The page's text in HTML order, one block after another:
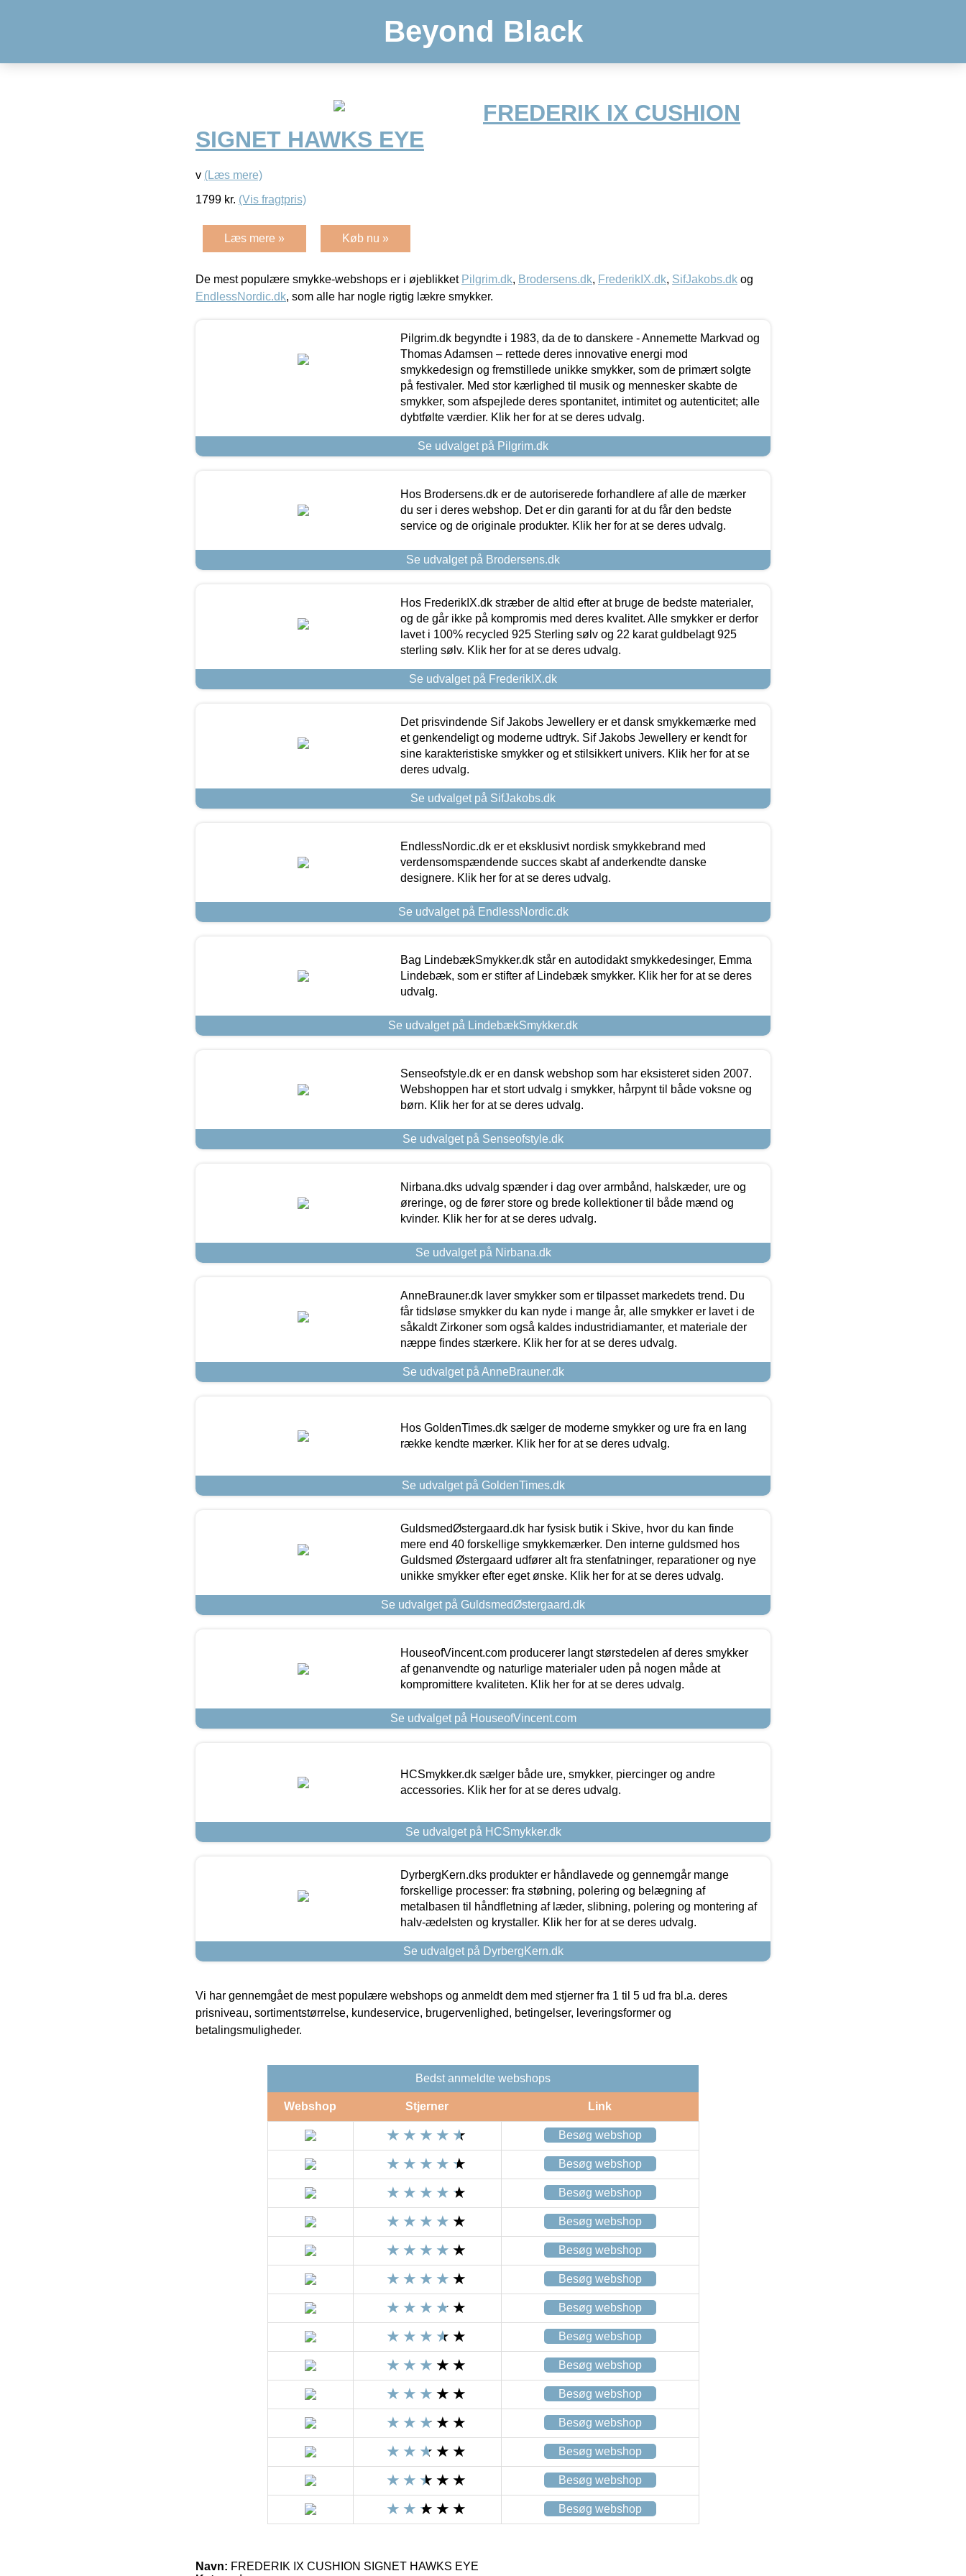
Beyond Black
FREDERIK IX CUSHION
SIGNET HAWKS EYE
v (Læs mere)
1799 kr. (Vis fragtpris)
Læs mere » Køb nu »
De mest populære smykke-webshops er i øjeblikket Pilgrim.dk, Brodersens.dk, FrederikIX.dk, SifJakobs.dk og
EndlessNordic.dk, som alle har nogle rigtig lækre smykker.
Pilgrim.dk begyndte i 1983, da de to danskere - Annemette Markvad og
Thomas Adamsen – rettede deres innovative energi mod
smykkedesign og fremstillede unikke smykker, som de primært solgte
på festivaler. Med stor kærlighed til musik og mennesker skabte de
smykker, som afspejlede deres spontanitet, intimitet og autenticitet; alle
dybtfølte værdier. Klik her for at se deres udvalg.
Se udvalget på Pilgrim.dk
Hos Brodersens.dk er de autoriserede forhandlere af alle de mærker
du ser i deres webshop. Det er din garanti for at du får den bedste
service og de originale produkter. Klik her for at se deres udvalg.
Se udvalget på Brodersens.dk
Hos FrederikIX.dk stræber de altid efter at bruge de bedste materialer,
og de går ikke på kompromis med deres kvalitet. Alle smykker er derfor
lavet i 100% recycled 925 Sterling sølv og 22 karat guldbelagt 925
sterling sølv. Klik her for at se deres udvalg.
Se udvalget på FrederikIX.dk
Det prisvindende Sif Jakobs Jewellery er et dansk smykkemærke med
et genkendeligt og moderne udtryk. Sif Jakobs Jewellery er kendt for
sine karakteristiske smykker og et stilsikkert univers. Klik her for at se
deres udvalg.
Se udvalget på SifJakobs.dk
EndlessNordic.dk er et eksklusivt nordisk smykkebrand med
verdensomspændende succes skabt af anderkendte danske
designere. Klik her for at se deres udvalg.
Se udvalget på EndlessNordic.dk
Bag LindebækSmykker.dk står en autodidakt smykkedesinger, Emma
Lindebæk, som er stifter af Lindebæk smykker. Klik her for at se deres
udvalg.
Se udvalget på LindebækSmykker.dk
Senseofstyle.dk er en dansk webshop som har eksisteret siden 2007.
Webshoppen har et stort udvalg i smykker, hårpynt til både voksne og
børn. Klik her for at se deres udvalg.
Se udvalget på Senseofstyle.dk
Nirbana.dks udvalg spænder i dag over armbånd, halskæder, ure og
øreringe, og de fører store og brede kollektioner til både mænd og
kvinder. Klik her for at se deres udvalg.
Se udvalget på Nirbana.dk
AnneBrauner.dk laver smykker som er tilpasset markedets trend. Du
får tidsløse smykker du kan nyde i mange år, alle smykker er lavet i de
såkaldt Zirkoner som også kaldes industridiamanter, et materiale der
næppe findes stærkere. Klik her for at se deres udvalg.
Se udvalget på AnneBrauner.dk
Hos GoldenTimes.dk sælger de moderne smykker og ure fra en lang
række kendte mærker. Klik her for at se deres udvalg.
Se udvalget på GoldenTimes.dk
GuldsmedØstergaard.dk har fysisk butik i Skive, hvor du kan finde
mere end 40 forskellige smykkemærker. Den interne guldsmed hos
Guldsmed Østergaard udfører alt fra stenfatninger, reparationer og nye
unikke smykker efter eget ønske. Klik her for at se deres udvalg.
Se udvalget på GuldsmedØstergaard.dk
HouseofVincent.com producerer langt størstedelen af deres smykker
af genanvendte og naturlige materialer uden på nogen måde at
kompromittere kvaliteten. Klik her for at se deres udvalg.
Se udvalget på HouseofVincent.com
HCSmykker.dk sælger både ure, smykker, piercinger og andre
accessories. Klik her for at se deres udvalg.
Se udvalget på HCSmykker.dk
DyrbergKern.dks produkter er håndlavede og gennemgår mange
forskellige processer: fra støbning, polering og belægning af
metalbasen til håndfletning af læder, slibning, polering og montering af
halv-ædelsten og krystaller. Klik her for at se deres udvalg.
Se udvalget på DyrbergKern.dk
Vi har gennemgået de mest populære webshops og anmeldt dem med stjerner fra 1 til 5 ud fra bl.a. deres
prisniveau, sortimentstørrelse, kundeservice, brugervenlighed, betingelser, leveringsformer og
betalingsmuligheder.
Bedst anmeldte webshops
Webshop Stjerner Link
Besøg webshop
Besøg webshop
Besøg webshop
Besøg webshop
Besøg webshop
Besøg webshop
Besøg webshop
Besøg webshop
Besøg webshop
Besøg webshop
Besøg webshop
Besøg webshop
Besøg webshop
Besøg webshop
Navn: FREDERIK IX CUSHION SIGNET HAWKS EYE